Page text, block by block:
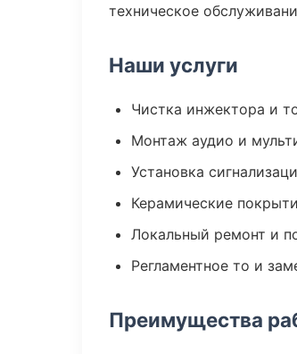
техническое
Наши услуги
Чистка инжектора и
Монтаж аудио и
Установка
Керамические
Локальный ремонт и
Регламентное то и
Преимущества